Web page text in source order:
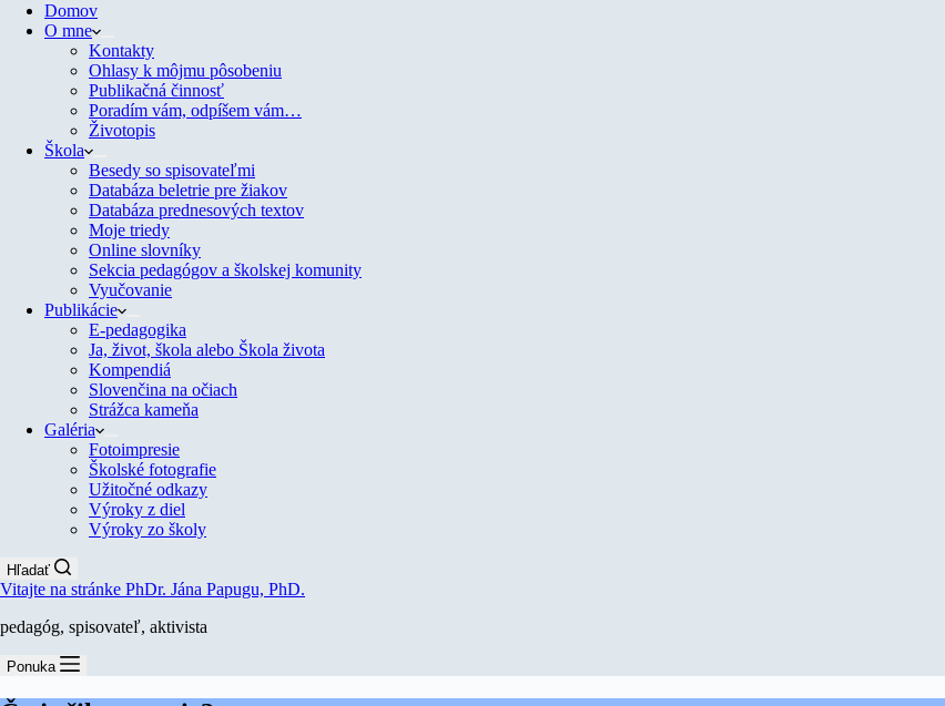
Domov
O mne
Kontakty
Ohlasy k môjmu pôsobeniu
Publikačná činnosť
Poradím vám, odpíšem vám…
Životopis
Škola
Besedy so spisovateľmi
Databáza beletrie pre žiakov
Databáza prednesových textov
Moje triedy
Online slovníky
Sekcia pedagógov a školskej komunity
Vyučovanie
Publikácie
E-pedagogika
Ja, život, škola alebo Škola života
Kompendiá
Slovenčina na očiach
Strážca kameňa
Galéria
Fotoimpresie
Školské fotografie
Užitočné odkazy
Výroky z diel
Výroky zo školy
Hľadať
Vitajte na stránke PhDr. Jána Papugu, PhD.
pedagóg, spisovateľ, aktivista
Ponuka